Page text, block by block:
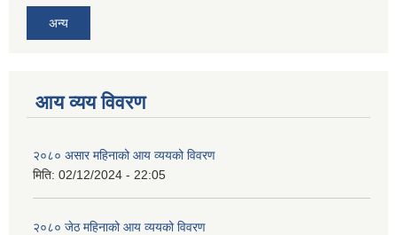
अन्य
आय व्यय विवरण
२०८० असार महिनाको आय व्ययको विवरण
मिति: 02/12/2024 - 22:05
२०८० जेठ महिनाको आय व्ययको विवरण